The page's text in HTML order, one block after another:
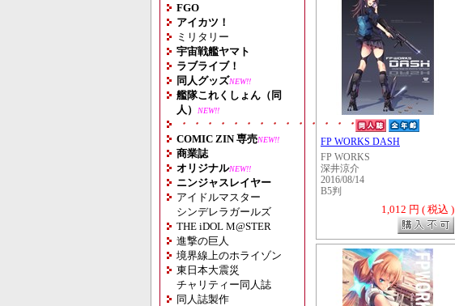
FGO
アイカツ！
ミリタリー
宇宙戦艦ヤマト
ラブライブ！
同人グッズNEW!!
艦隊これくしょん（同
人）
NEW!!
・・・・・・・・・・・・・・・・・・・
COMIC ZIN 専売NEW!!
商業誌
オリジナルNEW!!
ニンジャスレイヤー
アイドルマスター
シンデレラガールズ
THE iDOL M@STER
進撃の巨人
境界線上のホライゾン
東日本大震災
チャリティー同人誌
同人誌製作
FP WORKS DASH
FP WORKS
深井涼介
2016/08/14
B5判
1,012 円 ( 税込 )